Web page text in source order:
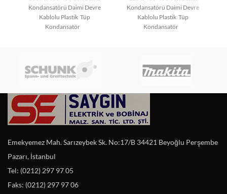
Kondansatörü Daimi Devre
Kablolu Plastik Tüp
Kondansatör
Kondansatörü Daimi Devre
Kablolu Plastik Tüp
Kondansatör
Emekyemez Mah. Sarızeybek Sk. No:17/B 34421 Beyoğlu Perşembe
Pazarı, İstanbul
Tel: (0212) 297 97 05
Faks: (0212) 297 97 06